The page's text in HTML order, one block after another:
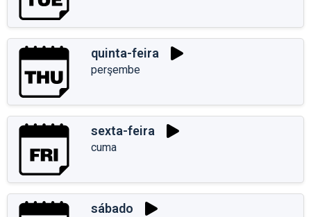
quinta-feira
perşembe
sexta-feira
cuma
sábado